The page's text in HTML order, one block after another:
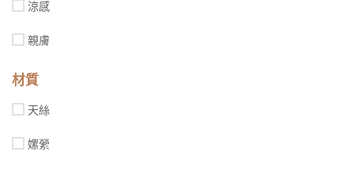
涼感
親膚
材質
天絲
嫘縈